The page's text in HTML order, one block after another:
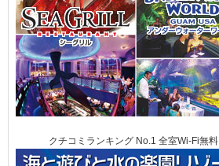
クチコミランキング No.1 全室Wi-Fi無料